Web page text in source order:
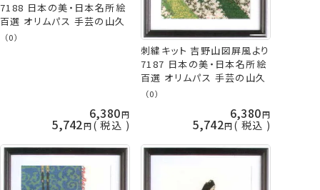
7188 日本の美・日本名所絵
百選 オリムパス 手芸の山久
（0）
6,380
5,742 税込
刺繍キット 吉野山図屏風より
7187 日本の美・日本名所絵
百選 オリムパス 手芸の山久
（0）
6,380
5,742 税込